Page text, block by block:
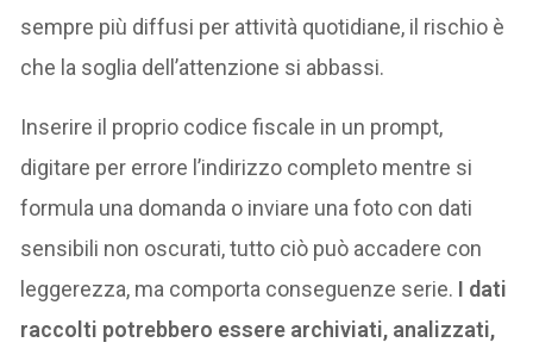
sempre più diffusi per attività quotidiane, il rischio è
che la soglia dell’attenzione si abbassi.
Inserire il proprio codice fiscale in un prompt,
digitare per errore l’indirizzo completo mentre si
formula una domanda o inviare una foto con dati
sensibili non oscurati, tutto ciò può accadere con
leggerezza, ma comporta conseguenze serie. I dati
raccolti potrebbero essere archiviati, analizzati,